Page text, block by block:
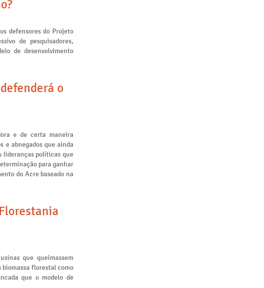
defensores do Projeto
de pesquisadores,
de desenvolvimento
o
e de certa maneira
e abnegados que ainda
lideranças políticas que
para ganhar
do Acre baseado na
que queimassem
florestal como
que o modelo de